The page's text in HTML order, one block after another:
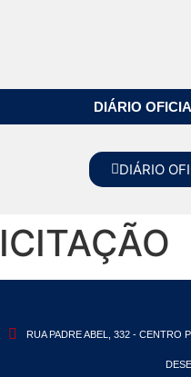
DIÁRIO
DIÁRIO
RUA PADRE ABEL, 332 - CENTRO